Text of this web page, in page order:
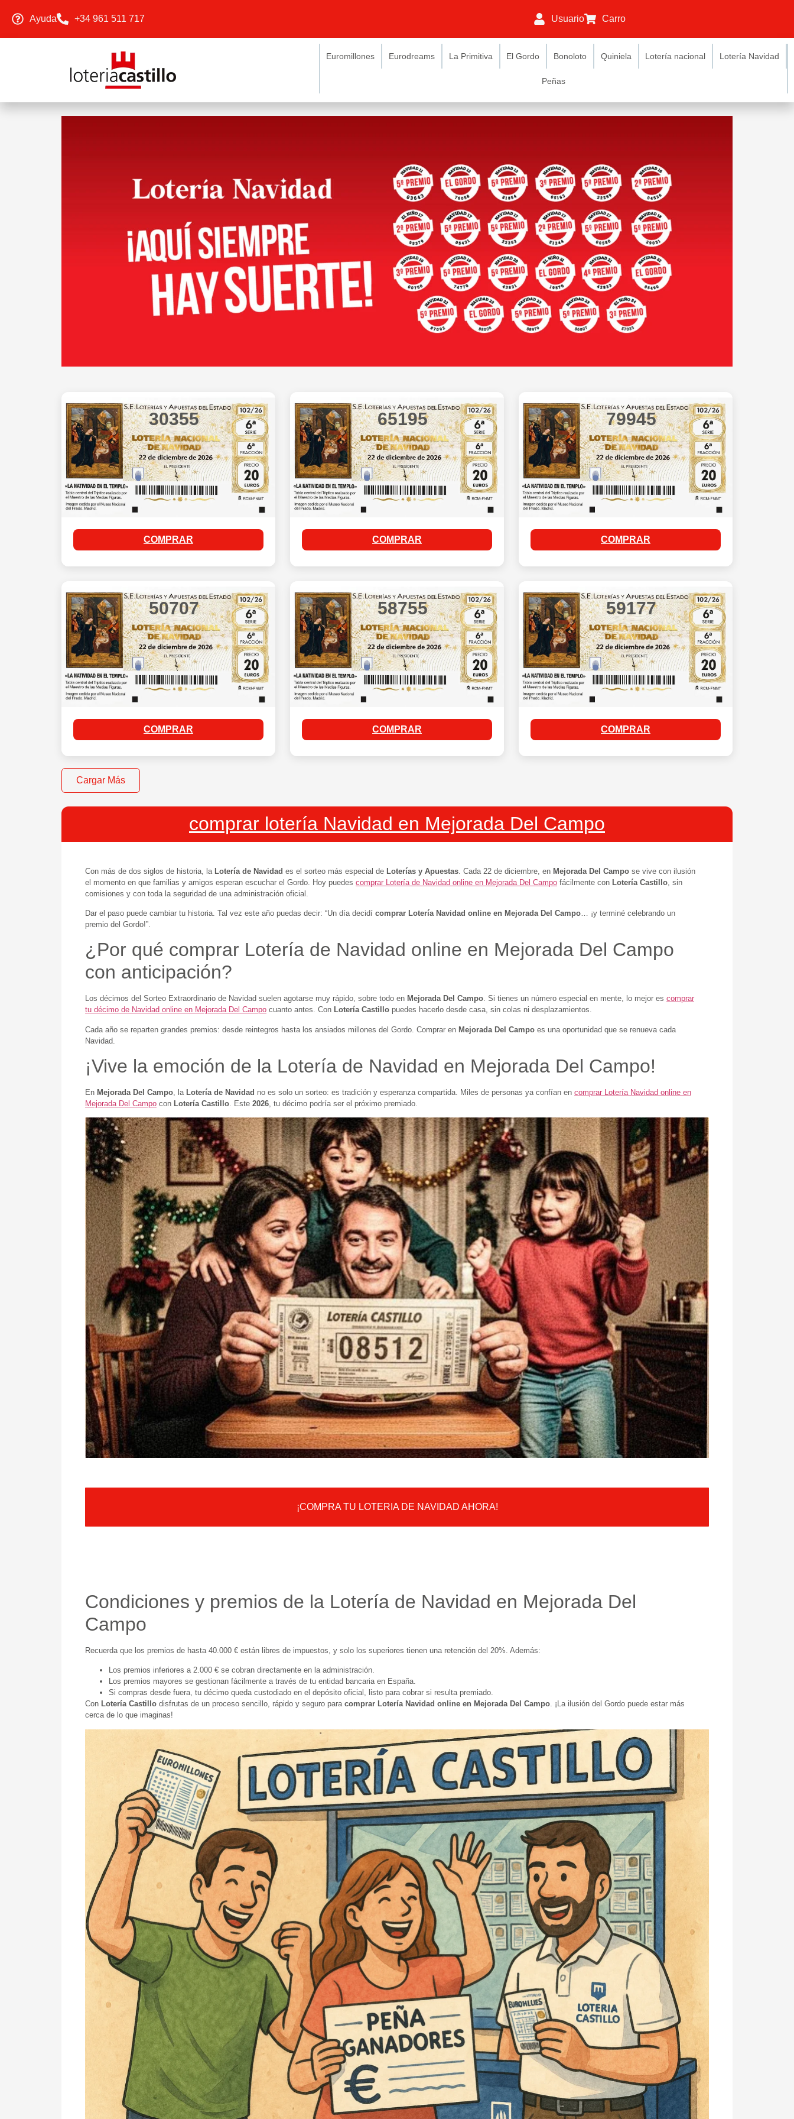
Ayuda +34 961 511 717 Usuario Carro
Euromillones Eurodreams La Primitiva El Gordo Bonoloto Quiniela Lotería nacional Lotería Navidad
Peñas
30355
COMPRAR
65195
COMPRAR
79945
COMPRAR
50707
COMPRAR
58755
COMPRAR
59177
COMPRAR
Cargar Más
comprar lotería Navidad en Mejorada Del Campo
Con más de dos siglos de historia, la Lotería de Navidad es el sorteo más especial de Loterías y Apuestas . Cada 22 de diciembre, en Mejorada Del Campo se vive con ilusión
el momento en que familias y amigos esperan escuchar el Gordo. Hoy puedes comprar Lotería de Navidad online en Mejorada Del Campo fácilmente con Lotería Castillo , sin
comisiones y con toda la seguridad de una administración oficial.
Dar el paso puede cambiar tu historia. Tal vez este año puedas decir: “Un día decidí comprar Lotería Navidad online en Mejorada Del Campo … ¡y terminé celebrando un
premio del Gordo!”.
¿Por qué comprar Lotería de Navidad online en Mejorada Del Campo
con anticipación?
Los décimos del Sorteo Extraordinario de Navidad suelen agotarse muy rápido, sobre todo en Mejorada Del Campo. Si tienes un número especial en mente, lo mejor es comprar
tu décimo de Navidad online en Mejorada Del Campo cuanto antes. Con Lotería Castillo puedes hacerlo desde casa, sin colas ni desplazamientos.
Cada año se reparten grandes premios: desde reintegros hasta los ansiados millones del Gordo. Comprar en Mejorada Del Campo es una oportunidad que se renueva cada
Navidad.
¡Vive la emoción de la Lotería de Navidad en Mejorada Del Campo!
En Mejorada Del Campo, la Lotería de Navidad no es solo un sorteo: es tradición y esperanza compartida. Miles de personas ya confían en comprar Lotería Navidad online en
Mejorada Del Campo con Lotería Castillo. Este 2026, tu décimo podría ser el próximo premiado.
¡COMPRA TU LOTERIA DE NAVIDAD AHORA!
Condiciones y premios de la Lotería de Navidad en Mejorada Del
Campo
Recuerda que los premios de hasta 40.000 € están libres de impuestos, y solo los superiores tienen una retención del 20%. Además:
Los premios inferiores a 2.000 € se cobran directamente en la administración.
Los premios mayores se gestionan fácilmente a través de tu entidad bancaria en España.
Si compras desde fuera, tu décimo queda custodiado en el depósito oficial, listo para cobrar si resulta premiado.
Con Lotería Castillo disfrutas de un proceso sencillo, rápido y seguro para comprar Lotería Navidad online en Mejorada Del Campo. ¡La ilusión del Gordo puede estar más
cerca de lo que imaginas!